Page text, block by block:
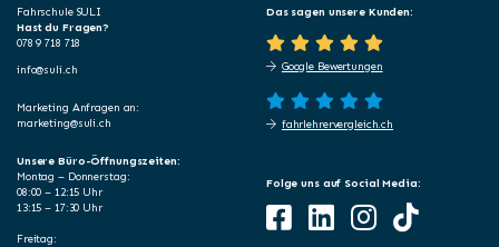
Fahrschule SULI
Hast du Fragen?
078 9 718 718
info@suli.ch
Marketing Anfragen an:
marketing@suli.ch
Das sagen unsere Kunden:
Google Bewertungen
fahrlehrervergleich.ch
Unsere Büro-Öffnungszeiten:
Montag – Donnerstag:
08:00 – 12:15 Uhr
13:15 – 17:30 Uhr
Freitag:
Folge uns auf Social Media: